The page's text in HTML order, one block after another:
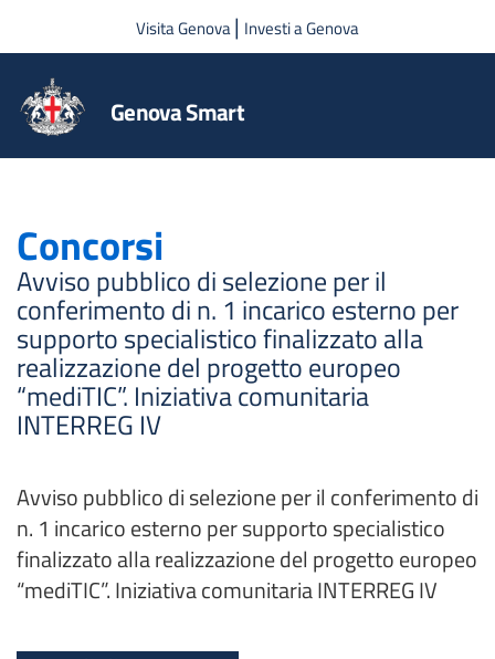
Salta al contenuto principale
Visita Genova| Investi a Genova
Genova Smart
Concorsi
Avviso pubblico di selezione per il
conferimento di n. 1 incarico esterno per
supporto specialistico finalizzato alla
realizzazione del progetto europeo
“mediTIC”. Iniziativa comunitaria
INTERREG IV
Avviso pubblico di selezione per il conferimento di
n. 1 incarico esterno per supporto specialistico
finalizzato alla realizzazione del progetto europeo
“mediTIC”. Iniziativa comunitaria INTERREG IV